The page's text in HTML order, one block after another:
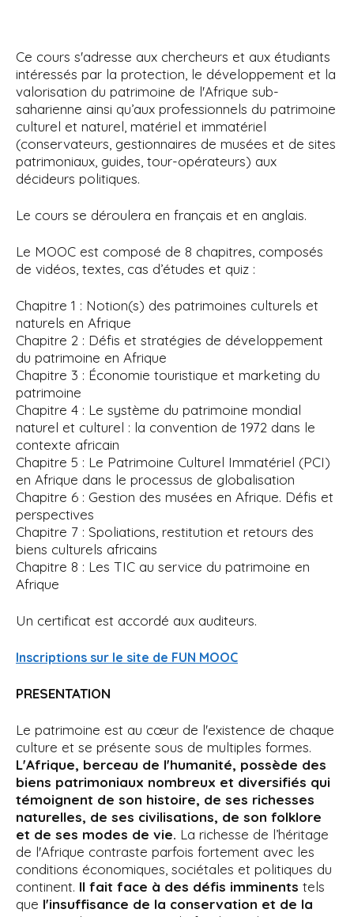
Ce cours s'adresse aux chercheurs et aux étudiants
intéressés par la protection, le développement et la
valorisation du patrimoine de l'Afrique sub-
saharienne ainsi qu’aux professionnels du patrimoine
culturel et naturel, matériel et immatériel
(conservateurs, gestionnaires de musées et de sites
patrimoniaux, guides, tour-opérateurs) aux
décideurs politiques.
Le cours se déroulera en français et en anglais.
Le MOOC est composé de 8 chapitres, composés
de vidéos, textes, cas d’études et quiz :
Chapitre 1 : Notion(s) des patrimoines culturels et
naturels en Afrique
Chapitre 2 : Défis et stratégies de développement
du patrimoine en Afrique
Chapitre 3 : Économie touristique et marketing du
patrimoine
Chapitre 4 : Le système du patrimoine mondial
naturel et culturel : la convention de 1972 dans le
contexte africain
Chapitre 5 : Le Patrimoine Culturel Immatériel (PCI)
en Afrique dans le processus de globalisation
Chapitre 6 : Gestion des musées en Afrique. Défis et
perspectives
Chapitre 7 : Spoliations, restitution et retours des
biens culturels africains
Chapitre 8 : Les TIC au service du patrimoine en
Afrique
Un certificat est accordé aux auditeurs.
Inscriptions sur le site de FUN MOOC
PRESENTATION
Le patrimoine est au cœur de l'existence de chaque
culture et se présente sous de multiples formes.
L'Afrique, berceau de l'humanité, possède des
biens patrimoniaux nombreux et diversifiés qui
témoignent de son histoire, de ses richesses
naturelles, de ses civilisations, de son folklore
et de ses modes de vie. La richesse de l’héritage
de l'Afrique contraste parfois fortement avec les
conditions économiques, sociétales et politiques du
continent. Il fait face à des défis imminents tels
que l'insuffisance de la conservation et de la